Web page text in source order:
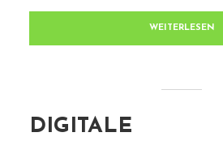
WEITERLESEN
DIGITALE